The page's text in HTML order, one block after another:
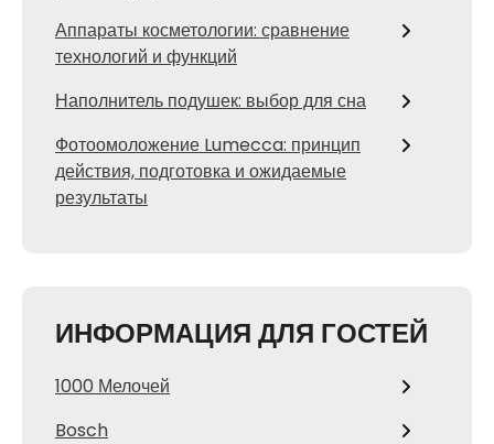
Аппараты косметологии: сравнение
технологий и функций
Наполнитель подушек: выбор для сна
Фотоомоложение Lumecca: принцип
действия, подготовка и ожидаемые
результаты
ИНФОРМАЦИЯ ДЛЯ ГОСТЕЙ
1000 Мелочей
Bosch